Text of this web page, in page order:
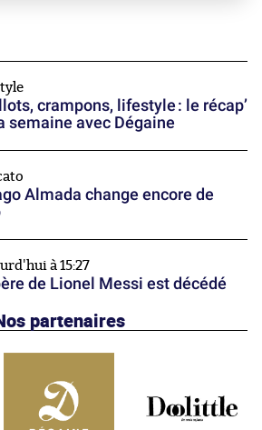
crampons, lifestyle : le récap’
semaine avec Dégaine
Almada change encore de
à 15:27
de Lionel Messi est décédé
partenaires